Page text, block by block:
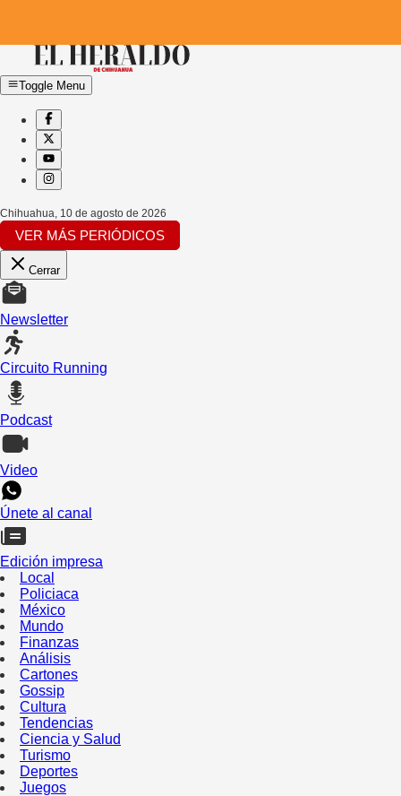
Toggle Menu
Chihuahua 10 de agosto de 2026
VER MÁS PERIÓDICOS
Cerrar
Newsletter
Circuito Running
Podcast
Video
Únete al canal
Edición impresa
Local
Policiaca
México
Mundo
Finanzas
Análisis
Cartones
Gossip
Cultura
Tendencias
Ciencia y Salud
Turismo
Deportes
Juegos